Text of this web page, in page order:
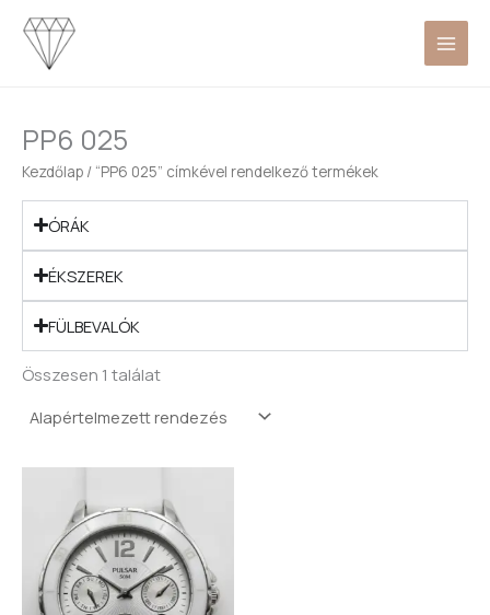
Skip
content
PP6 025
Kezdőlap / “PP6 025” címkével rendelkező termékek
ÓRÁK
ÉKSZEREK
FÜLBEVALÓK
Összesen 1 találat